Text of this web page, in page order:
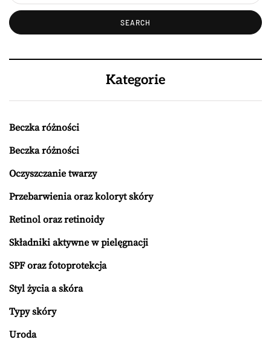
Kategorie
Beczka różności
Beczka różności
Oczyszczanie twarzy
Przebarwienia oraz koloryt skóry
Retinol oraz retinoidy
Składniki aktywne w pielęgnacji
SPF oraz fotoprotekcja
Styl życia a skóra
Typy skóry
Uroda